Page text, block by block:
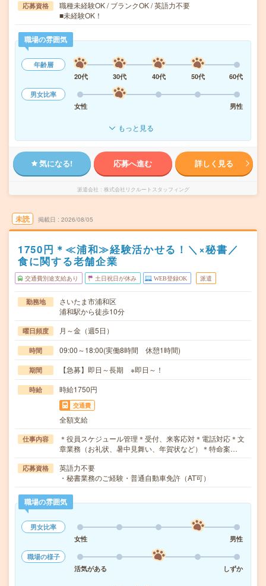
応募資格
職種未経験OK / ブランクOK / 英語力不要
■未経験OK！
職場の雰囲気
年齢層
20代
30代 40代 50代
60代
男女比率
女性
男性
もっと見る
気になる! 応募へ進む 詳しく見る
派遣会社 株式会社リクルートスタッフィング
未読 掲載日 2026/08/05
1750円＊≪浦和≫経験活かせる！＼×秘書／
食に関する老舗企業
交通費別途支給あり 土日祝日が休み WEB登録OK 派遣
勤務地
さいたま市浦和区
浦和駅から徒歩10分
曜日頻度 月～金（週5日）
時間 09:00～18:00(実働8時間 休憩1時間)
期間 【急募】即日～長期 ※即日～！
時給 時給1750円
交通費
全額支給
仕事内容
＊役員スケジュール管理＊受付、来客応対＊電話対応＊文
章業務（お礼状、暑中見舞い、年賀状など）＊特命案…
応募資格
英語力不要
・秘書業務のご経験・普通自動車免許（AT可）
職場の雰囲気
男女比率
女性
男性
職場の様子
活気がある
しずか